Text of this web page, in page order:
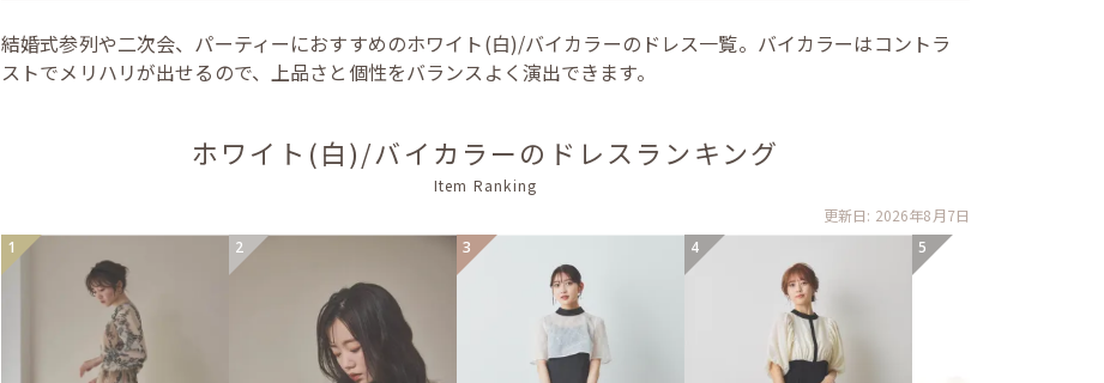
結婚式参列や二次会、パーティーにおすすめのホワイト(白)/バイカラーのドレス一覧。バイカラーはコントラ
ストでメリハリが出せるので、上品さと個性をバランスよく演出できます。
ホワイト(白)/バイカラーのドレスランキング
Item Ranking
更新日: 2026年8月7日
1
2 3 4 5